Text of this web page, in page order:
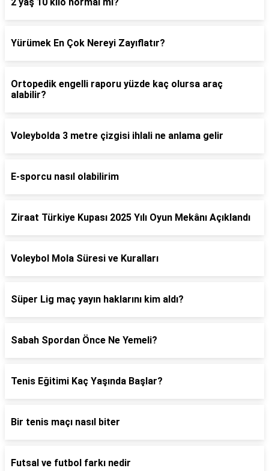
Yürümek En Çok Nereyi Zayıflatır?
Ortopedik engelli raporu yüzde kaç olursa araç
alabilir?
Voleybolda 3 metre çizgisi ihlali ne anlama gelir
E-sporcu nasıl olabilirim
Ziraat Türkiye Kupası 2025 Yılı Oyun Mekânı Açıklandı
Voleybol Mola Süresi ve Kuralları
Süper Lig maç yayın haklarını kim aldı?
Sabah Spordan Önce Ne Yemeli?
Tenis Eğitimi Kaç Yaşında Başlar?
Bir tenis maçı nasıl biter
Futsal ve futbol farkı nedir